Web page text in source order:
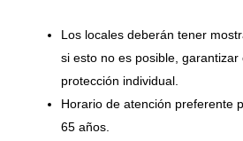
Los locales deberán tener
si esto no es posible, garantizar
protección individual.
Horario de atención preferente
65 años.